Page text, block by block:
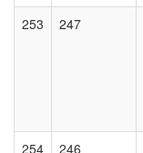
253 247
254 246